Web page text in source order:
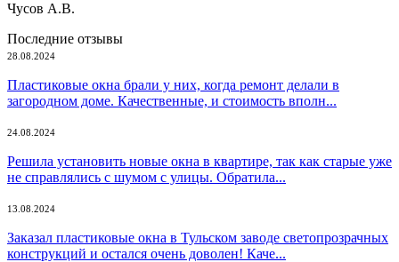
Чусов А.В.
Последние отзывы
28.08.2024
Пластиковые окна брали у них, когда ремонт делали в
загородном доме. Качественные, и стоимость вполн...
24.08.2024
Решила установить новые окна в квартире, так как старые уже
не справлялись с шумом с улицы. Обратила...
13.08.2024
Заказал пластиковые окна в Тульском заводе светопрозрачных
конструкций и остался очень доволен! Каче...